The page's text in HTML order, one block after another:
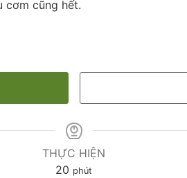
cơm cũng hết.
THỰC HIỆN
20 phút